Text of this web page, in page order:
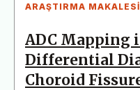
ARAŞTIRMA MAKALESI
ADC Mapping
Differential
Choroid